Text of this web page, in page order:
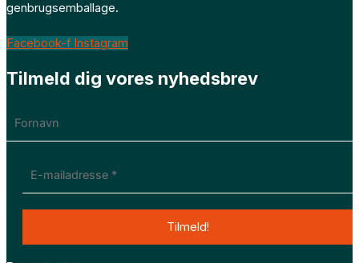
genbrugsemballage.
Facebook-f Instagram
Tilmeld dig vores nyhedsbrev